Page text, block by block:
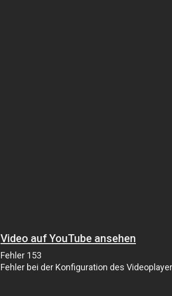
Video auf YouTube ansehen
Fehler 153
Fehler bei der Konfiguration des